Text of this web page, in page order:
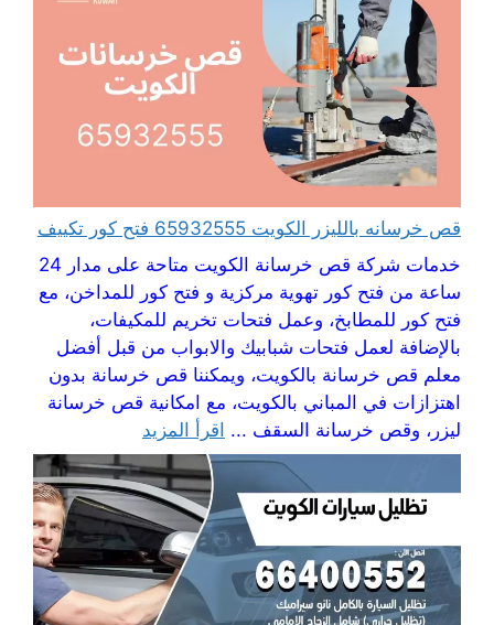
قص خرسانه بالليزر الكويت 65932555 فتح كور تكييف
خدمات شركة قص خرسانة الكويت متاحة على مدار 24
ساعة من فتح كور تهوية مركزية و فتح كور للمداخن، مع
فتح كور للمطابخ، وعمل فتحات تخريم للمكيفات،
بالإضافة لعمل فتحات شبابيك والابواب من قبل أفضل
معلم قص خرسانة بالكويت، ويمكننا قص خرسانة بدون
اهتزازات في المباني بالكويت، مع امكانية قص خرسانة
ليزر، وقص خرسانة السقف ... اقرأ المزيد